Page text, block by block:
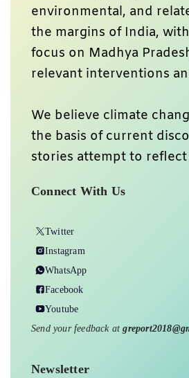
environmental, and
the margins of India,
focus on Madhya
relevant interventions
We believe climate
the basis of current
stories attempt to reflect
Connect With Us
Twitter
Instagram
WhatsApp
Facebook
Youtube
Send your feedback at
Newsletter